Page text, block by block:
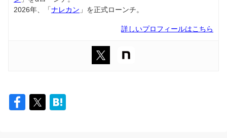
2026年、「ナレカン 」を正式ローンチ。
詳しいプロフィールはこちら